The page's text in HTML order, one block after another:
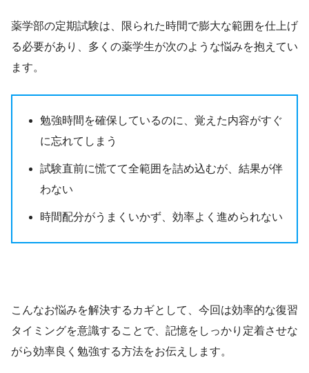
薬学部の定期試験は、限られた時間で膨大な範囲を仕上げ
る必要があり、多くの薬学生が次のような悩みを抱えてい
ます。
勉強時間を確保しているのに、覚えた内容がすぐ
に忘れてしまう
試験直前に慌てて全範囲を詰め込むが、結果が伴
わない
時間配分がうまくいかず、効率よく進められない
こんなお悩みを解決するカギとして、今回は効率的な復習
タイミングを意識することで、記憶をしっかり定着させな
がら効率良く勉強する方法をお伝えします。